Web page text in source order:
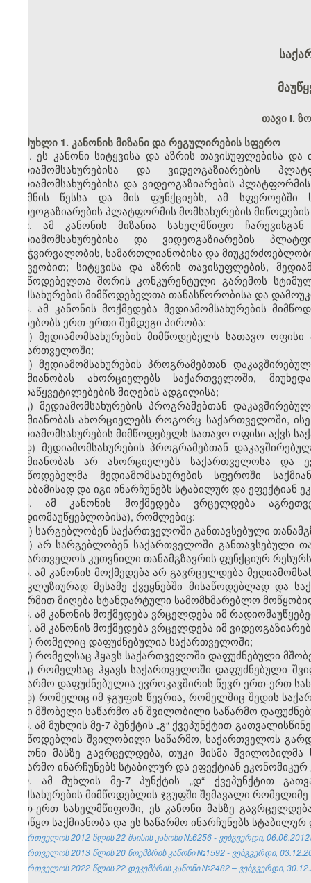
თავი I.
მუხლი 1. კანონის მიზანი და რეგულირების სფერო
1. ეს კანონი სიტყვისა და აზრის თავისუფლებისა და
მედიამომსახურებისა და ვიდეოგაზიარების
მედიამომსახურებისა და ვიდეოგაზიარების
შექმნის წესსა და მის ფუნქციებს, ამ სფეროებში
ვიდეოგაზიარების პლატფორმის მომსახურების
2. ამ კანონის მიზანია სახელმწიფო
მედიამომსახურებისა და ვიდეოგაზიარების
გამჭვირვალობის, სამართლიანობისა და
მეშვეობით; სიტყვისა და აზრის თავისუფლების,
მიმწოდებელთა შორის კონკურენტული გარემოს
მომსახურების მიმწოდებელთა თანასწორობისა და
3. ამ კანონის მოქმედება მედიამომსახურების
არსებობს ერთ-ერთი შემდეგი პირობა:
ა) მედიამომსახურების მიმწოდებელს სათავო
საქართველოში;
ბ) მედიამომსახურების პროგრამებთან
საქმიანობას ახორციელებს საქართველოში,
გადაწყვეტილებების მიღების ადგილისა;
გ) მედიამომსახურების პროგრამებთან
საქმიანობას ახორციელებს როგორც საქართველოში,
მედიამომსახურების მიმწოდებელს სათავო ოფისი აქვს
დ) მედიამომსახურების პროგრამებთან
საქმიანობას არ ახორციელებს საქართველოსა და
მიმწოდებელმა მედიამომსახურების სფეროში
შესაბამისად და იგი ინარჩუნებს სტაბილურ და
4. ამ კანონის მოქმედება ვრცელდება
რადიომაუწყებლობისა), რომლებიც:
ა) სარგებლობენ საქართველოში განთავსებული
ბ) არ სარგებლობენ საქართველოში განთავსებული
საქართველოს კუთვნილი თანამგზავრის ფუნქციურ
5. ამ კანონის მოქმედება არ გავრცელდება
ექსკლუზიურად მესამე ქვეყნებში მისაწოდებლად და
ფორმით მიღება სტანდარტული სამომხმარებლო
6. ამ კანონის მოქმედება ვრცელდება იმ
7. ამ კანონის მოქმედება ვრცელდება იმ
ა) რომელიც დაფუძნებულია საქართველოში;
ბ) რომელსაც ჰყავს საქართველოში დაფუძნებული
გ) რომელსაც ჰყავს საქართველოში დაფუძნებული
საწარმო დაფუძნებულია ევროკავშირის წევრ ერთ-ერთ
დ) რომელიც იმ ჯგუფის წევრია, რომელშიც შედის
მისი მშობელი საწარმო ან შვილობილი საწარმო
8. ამ მუხლის მე-7 პუნქტის „გ“ ქვეპუნქტით
მიმწოდებლის შვილობილი საწარმო, საქართველოს
კანონი მასზე გავრცელდება, თუკი მისმა
საწარმო ინარჩუნებს სტაბილურ და ეფექტიან
9. ამ მუხლის მე-7 პუნქტის „დ“ ქვეპუნქტით
მომსახურების მიმწოდებლის ჯგუფში შემავალი
ერთ-ერთ სახელმწიფოში, ეს კანონი მასზე
დაიწყო საქმიანობა და ეს საწარმო ინარჩუნებს
საქართველოს 2012 წლის 22 მაისის კანონი №6256 - ვებგვერდი,
საქართველოს 2013 წლის 20 ნოემბრის კანონი №1592 - ვებგვერდი,
საქართველოს 2022 წლის 22 დეკემბრის კანონი №2482 – ვებგვერდი,